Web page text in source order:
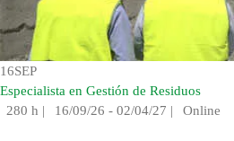
16SEP
Especialista en Gestión de Residuos
280 h | 16/09/26 - 02/04/27 | Online